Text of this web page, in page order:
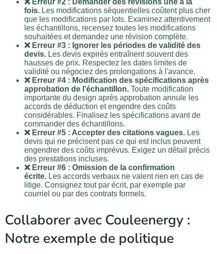
fois. Les modifications séquentielles coûtent plus cher
que les modifications par lots. Examinez attentivement
les échantillons, recensez toutes les modifications
souhaitées et demandez une révision complète.
❌ Erreur #3 : Ignorer les périodes de validité des
devis. Les devis expirés entraînent souvent des
hausses de prix. Respectez les dates limites de
validité ou négociez des prolongations à l'avance.
❌ Erreur #4 : Modification des spécifications après
approbation de l'échantillon. Toute modification
importante du design après approbation annule les
accords de déduction et engendre des coûts
considérables. Finalisez les spécifications avant de
commander des échantillons.
❌ Erreur #5 : Accepter des citations vagues. Les
devis qui ne précisent pas ce qui est inclus peuvent
engendrer des coûts imprévus. Exigez un détail précis
des prestations incluses.
❌ Erreur #6 : Omission de la confirmation
écrite. Les accords verbaux ne valent rien en cas de
litige. Consignez tout par écrit, par exemple par
courriel ou par des contrats formels.
Collaborer avec Couleenergy :
Notre exemple de politique